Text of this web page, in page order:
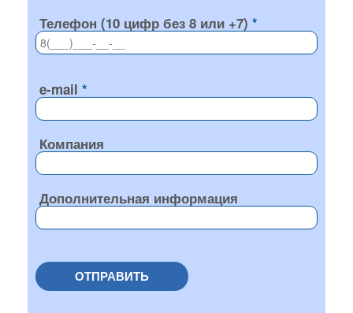
Телефон (10 цифр без 8 или +7)
e-mail
Компания
Дополнительная информация
ОТПРАВИТЬ